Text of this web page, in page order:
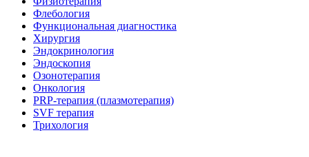
Флебология
Функциональная диагностика
Хирургия
Эндокринология
Эндоскопия
Озонотерапия
Онкология
PRP-терапия (плазмотерапия)
SVF терапия
Трихология